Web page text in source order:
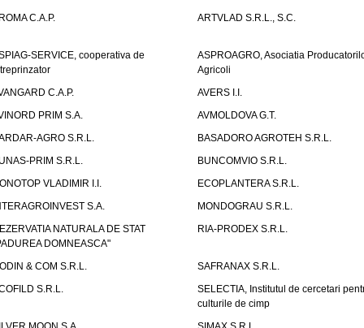
C.A.P.
ARTVLAD S.R.L., S.C.
SERVICE, cooperativa de
ASPROAGRO, Asociatia
Agricoli
C.A.P.
AVERS I.I.
PRIM S.A.
AVMOLDOVA G.T.
AGRO S.R.L.
BASADORO AGROTEH S.R.L.
PRIM S.R.L.
BUNCOMVIO S.R.L.
VLADIMIR I.I.
ECOPLANTERA S.R.L.
S.A.
MONDOGRAU S.R.L.
NATURALA DE STAT
DOMNEASCA"
RIA-PRODEX S.R.L.
& COM S.R.L.
SAFRANAX S.R.L.
S.R.L.
SELECTIA, Institutul de cercetari
culturile de cimp